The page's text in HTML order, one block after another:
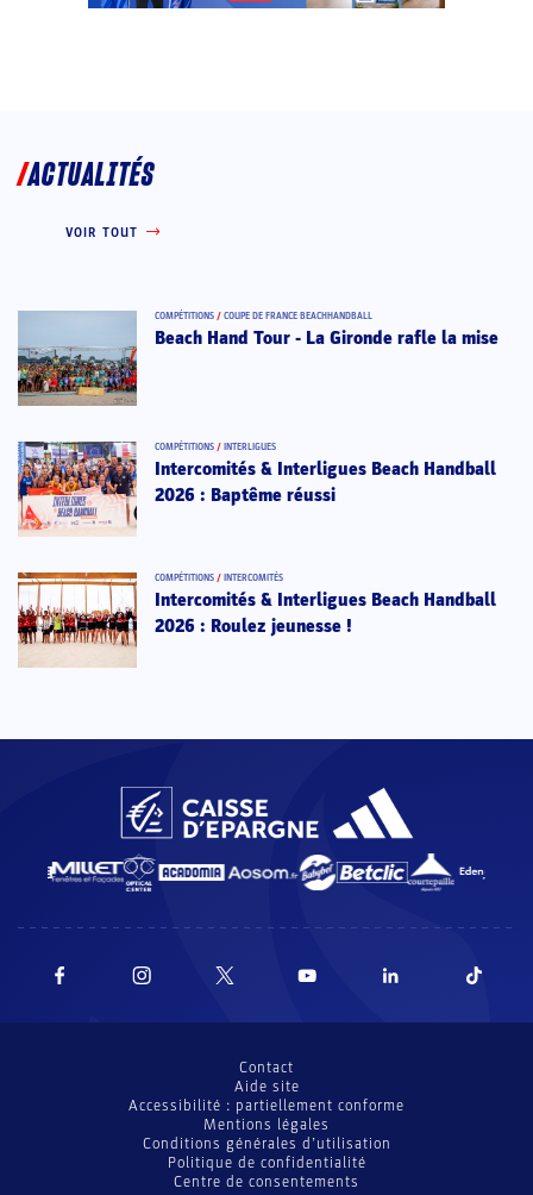
ACTUALITÉS
VOIR TOUT
COMPÉTITIONS / COUPE DE FRANCE BEACHHANDBALL
Beach Hand Tour - La Gironde rafle la mise
COMPÉTITIONS / INTERLIGUES
Intercomités & Interligues Beach Handball
2026 : Baptême réussi
COMPÉTITIONS / INTERCOMITÉS
Intercomités & Interligues Beach Handball
2026 : Roulez jeunesse !
Contact
Aide site
Accessibilité : partiellement conforme
Mentions légales
Conditions générales d’utilisation
Politique de confidentialité
Centre de consentements